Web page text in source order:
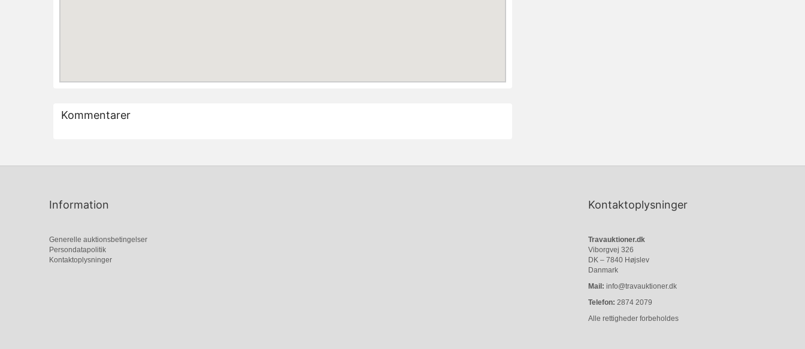
Kommentarer
Information
Generelle auktionsbetingelser
Persondatapolitik
Kontaktoplysninger
Kontaktoplysninger
Travauktioner.dk
Viborgvej 326
DK – 7840 Højslev
Danmark
Mail: info@travauktioner.dk
Telefon: 2874 2079
Alle rettigheder forbeholdes